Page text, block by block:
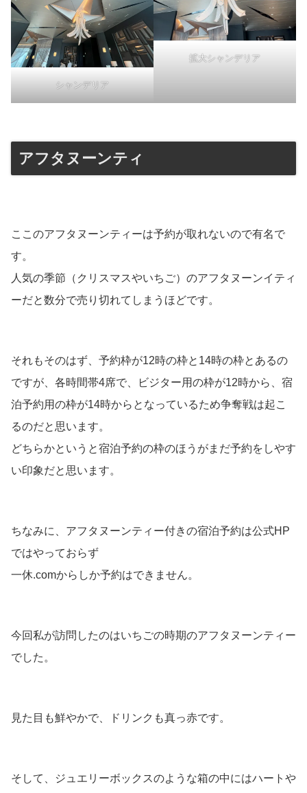
シャンデリア
拡大シャンデリア
アフタヌーンティ
ここのアフタヌーンティーは予約が取れないので有名で
す。
人気の季節（クリスマスやいちご）のアフタヌーンイティ
ーだと数分で売り切れてしまうほどです。
それもそのはず、予約枠が12時の枠と14時の枠とあるの
ですが、各時間帯4席で、ビジター用の枠が12時から、宿
泊予約用の枠が14時からとなっているため争奪戦は起こ
るのだと思います。
どちらかというと宿泊予約の枠のほうがまだ予約をしやす
い印象だと思います。
ちなみに、アフタヌーンティー付きの宿泊予約は公式HP
ではやっておらず
一休.comからしか予約はできません。
今回私が訪問したのはいちごの時期のアフタヌーンティー
でした。
見た目も鮮やかで、ドリンクも真っ赤です。
そして、ジュエリーボックスのような箱の中にはハートや